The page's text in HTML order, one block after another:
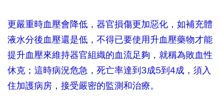
更嚴重時血壓會降低，器官損傷更加惡化，如補充體
液水分後血壓還是低，不得已要使用升血壓藥物才能
提升血壓來維持器官組織的血流足夠，就稱為敗血性
休克；這時病況危急，死亡率達到3成5到4成，須入
住加護病房，接受嚴密的監測和治療。